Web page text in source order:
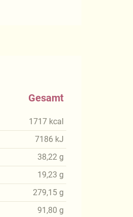
Gesamt
1717 kcal
7186 kJ
38,22 g
19,23 g
279,15 g
91,80 g